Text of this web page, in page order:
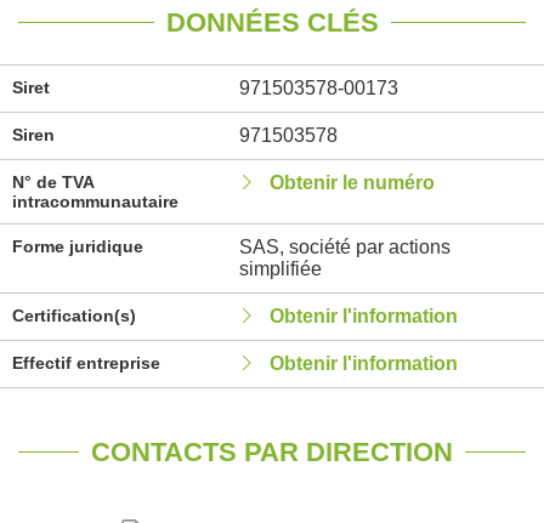
DONNÉES CLÉS
Siret 971503578-00173
Siren 971503578
N° de TVA
intracommunautaire
Obtenir le numéro
Forme juridique
SAS, société par actions
simplifiée
Certification(s) Obtenir l'information
Effectif entreprise Obtenir l'information
CONTACTS PAR DIRECTION